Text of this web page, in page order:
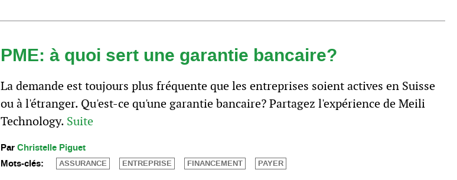
PME: à quoi sert une garantie bancaire?
La demande est toujours plus fréquente que les entreprises soient actives en Suisse
ou à l'étranger. Qu'est-ce qu'une garantie bancaire? Partagez l'expérience de Meili
Technology. Suite
ParChristelle Piguet
Mots-clés:
ASSURANCE ENTREPRISE FINANCEMENT PAYER